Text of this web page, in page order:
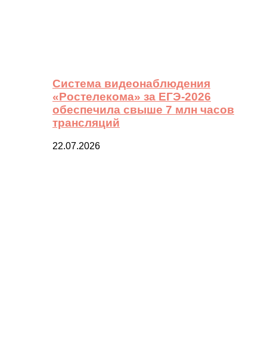
Система видеонаблюдения
«Ростелекома» за ЕГЭ-2026
обеспечила свыше 7 млн часов
трансляций
22.07.2026